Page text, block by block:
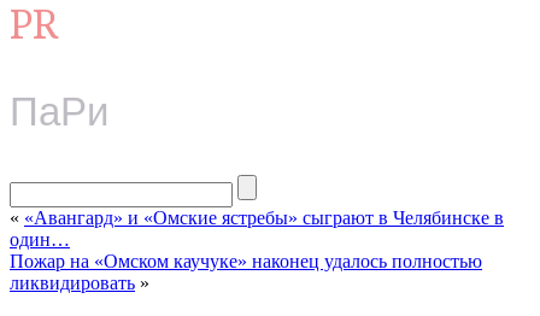
PR
ПаРи
« «Авангард» и «Омские ястребы» сыграют в Челябинске в
один…
Пожар на «Омском каучуке» наконец удалось полностью
ликвидировать »